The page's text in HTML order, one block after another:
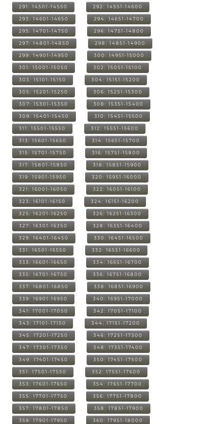
291: 14501-14550 292: 14551-14600
293: 14601-14650 294: 14651-14700
295: 14701-14750 296: 14751-14800
297: 14801-14850 298: 14851-14900
299: 14901-14950 300: 14951-15000
301: 15001-15050 302: 15051-15100
303: 15101-15150 304: 15151-15200
305: 15201-15250 306: 15251-15300
307: 15301-15350 308: 15351-15400
309: 15401-15450 310: 15451-15500
311: 15501-15550 312: 15551-15600
313: 15601-15650 314: 15651-15700
315: 15701-15750 316: 15751-15800
317: 15801-15850 318: 15851-15900
319: 15901-15950 320: 15951-16000
321: 16001-16050 322: 16051-16100
323: 16101-16150 324: 16151-16200
325: 16201-16250 326: 16251-16300
327: 16301-16350 328: 16351-16400
329: 16401-16450 330: 16451-16500
331: 16501-16550 332: 16551-16600
333: 16601-16650 334: 16651-16700
335: 16701-16750 336: 16751-16800
337: 16801-16850 338: 16851-16900
339: 16901-16950 340: 16951-17000
341: 17001-17050 342: 17051-17100
343: 17101-17150 344: 17151-17200
345: 17201-17250 346: 17251-17300
347: 17301-17350 348: 17351-17400
349: 17401-17450 350: 17451-17500
351: 17501-17550 352: 17551-17600
353: 17601-17650 354: 17651-17700
355: 17701-17750 356: 17751-17800
357: 17801-17850 358: 17851-17900
359: 17901-17950 360: 17951-18000